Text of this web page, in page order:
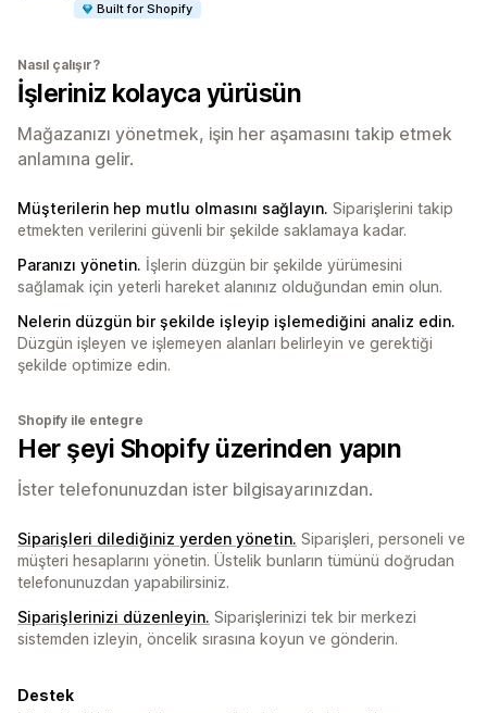
Built for Shopify
Nasıl çalışır?
İşleriniz kolayca yürüsün
Mağazanızı yönetmek, işin her aşamasını takip etmek
anlamına gelir.
Müşterilerin hep mutlu olmasını sağlayın. Siparişlerini takip
etmekten verilerini güvenli bir şekilde saklamaya kadar.
Paranızı yönetin. İşlerin düzgün bir şekilde yürümesini
sağlamak için yeterli hareket alanınız olduğundan emin olun.
Nelerin düzgün bir şekilde işleyip işlemediğini analiz edin.
Düzgün işleyen ve işlemeyen alanları belirleyin ve gerektiği
şekilde optimize edin.
Shopify ile entegre
Her şeyi Shopify üzerinden yapın
İster telefonunuzdan ister bilgisayarınızdan.
Siparişleri dilediğiniz yerden yönetin. Siparişleri, personeli ve
müşteri hesaplarını yönetin. Üstelik bunların tümünü doğrudan
telefonunuzdan yapabilirsiniz.
Siparişlerinizi düzenleyin. Siparişlerinizi tek bir merkezi
sistemden izleyin, öncelik sırasına koyun ve gönderin.
Destek